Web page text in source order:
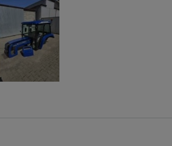
i bezpieczne
gazowych
życzenie klienta):